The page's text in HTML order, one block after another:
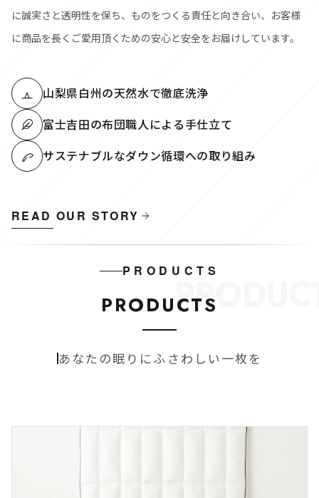
に誠実さと透明性を保ち、ものをつくる責任と向き合い、お客様
に商品を長くご愛用頂くための安心と安全をお届けしています。
山梨県白州の天然水で徹底洗浄
富士吉田の布団職人による手仕立て
サステナブルなダウン循環への取り組み
READ OUR STORY
PRODUCTS
PRODUCTS
あなたの眠りにふさわしい一枚を